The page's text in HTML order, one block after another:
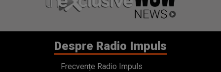
Despre Radio Impuls
Frecvențe Radio Impuls